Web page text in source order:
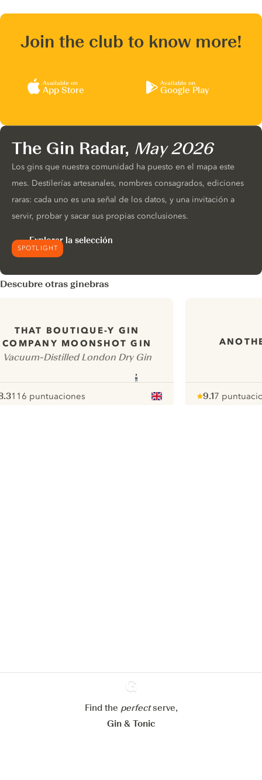
Join the club to know more!
Available on
App Store
Available on
Google Play
SPOTLIGHT
The Gin Radar, May 2026
Los gins que nuestra comunidad ha puesto en el mapa este
mes. Destilerías artesanales, nombres consagrados, ediciones
raras: cada uno es una señal de los datos, y una invitación a
servir, probar y sacar sus propias conclusiones.
Explorar la selección
Descubre otras ginebras
THAT BOUTIQUE-Y GIN
COMPANY MOONSHOT GIN
Vacuum-Distilled London Dry Gin
pour
116 puntuaciones
9.1
pour
7
Ginventory
Find the perfectserve,
Gin & Tonic